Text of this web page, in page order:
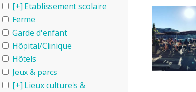
Etablissement scolaire
Ferme
Garde d'enfant
Hôpital/Clinique
Hôtels
Jeux & parcs
Lieux culturels &